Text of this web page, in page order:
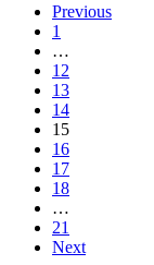
Previous
1
…
12
13
14
15
16
17
18
…
21
Next